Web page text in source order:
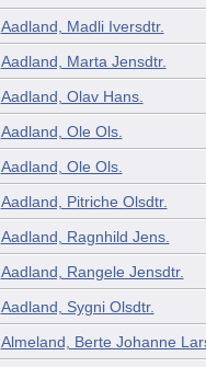
Aadland, Madli Iversdtr.
Aadland, Marta Jensdtr.
Aadland, Olav Hans.
Aadland, Ole Ols.
Aadland, Ole Ols.
Aadland, Pitriche Olsdtr.
Aadland, Ragnhild Jens.
Aadland, Rangele Jensdtr.
Aadland, Sygni Olsdtr.
Almeland, Berte Johanne